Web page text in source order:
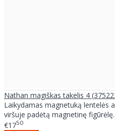
Nathan magiškas takelis 4
Laikydamas magnetuką lentelės
viršuje padėtą magnetinę figūrėlę.
€1750